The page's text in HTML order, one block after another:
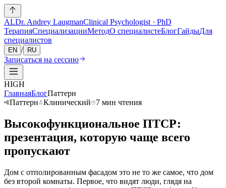
ALDr. Andrey LaugmanClinical Psychologist · PhD
ТерапияСпециализацииМетодО специалистеБлогГайдыДля
специалистов
EN / RU
Записаться на сессию
HIGH
ГлавнаяБлогПаттерн
Паттерн
Клинический 7 мин чтения
Высокофункциональное ПТСР:
презентация, которую чаще всего
пропускают
Дом с отполированным фасадом это не то же самое, что дом
без второй комнаты. Первое, что видят люди, глядя на